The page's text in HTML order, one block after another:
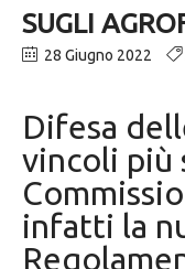
SUGLI
28 Giugno 2022
Difesa
vincoli più
infatti la